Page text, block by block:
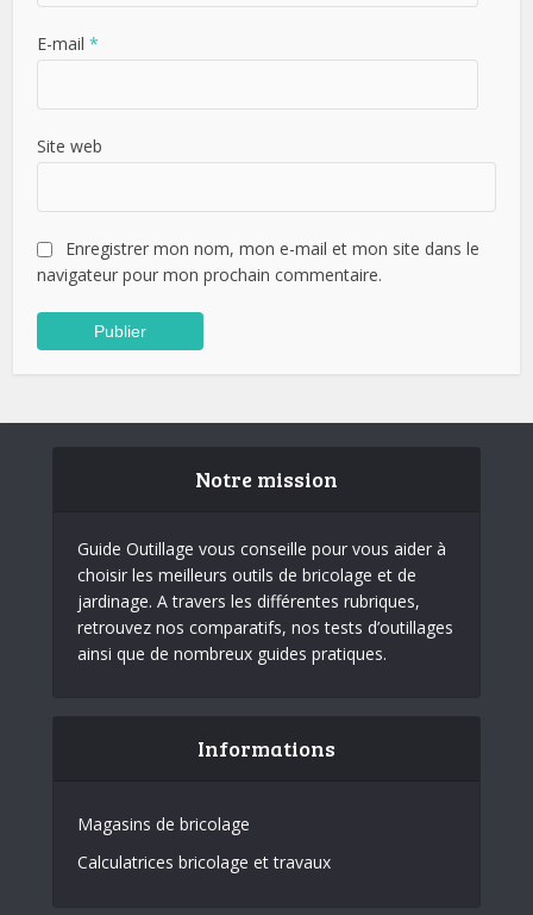
E-mail*
Site web
Enregistrer mon nom, mon e-mail et mon site dans le
navigateur pour mon prochain commentaire.
Notre mission
Guide Outillage vous conseille pour vous aider à
choisir les meilleurs outils de bricolage et de
jardinage. A travers les différentes rubriques,
retrouvez nos comparatifs, nos tests d’outillages
ainsi que de nombreux guides pratiques.
Informations
Magasins de bricolage
Calculatrices bricolage et travaux